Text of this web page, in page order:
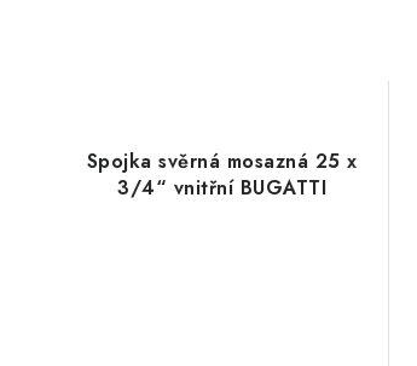
Spojka svěrná mosazná 25 x
3/4“ vnitřní BUGATTI